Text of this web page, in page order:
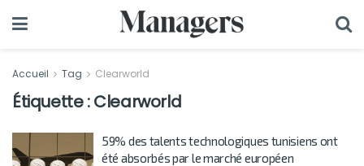
Accueil Tag Clearworld
Étiquette :Clearworld
59% des talents technologiques tunisiens ont
été absorbés par le marché européen